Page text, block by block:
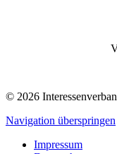
© 2026
Navigation überspringen
Impressum